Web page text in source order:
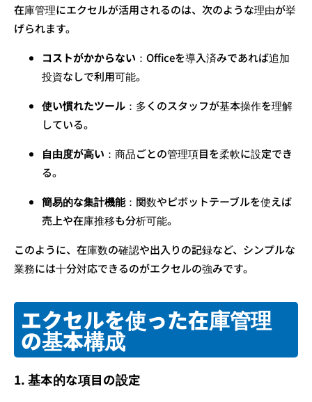
在庫管理にエクセルが活用されるのは、次のような理由が挙
げられます。
コストがかからない ：Officeを導入済みであれば追加
投資なしで利用可能。
使い慣れたツール ：多くのスタッフが基本操作を理解
している。
自由度が高い ：商品ごとの管理項目を柔軟に設定でき
る。
簡易的な集計機能：関数やピボットテーブルを使えば
売上や在庫推移も分析可能。
このように、在庫数の確認や出入りの記録など、シンプルな
業務には十分対応できるのがエクセルの強みです。
エクセルを使った在庫管理
の基本構成
1. 基本的な項目の設定